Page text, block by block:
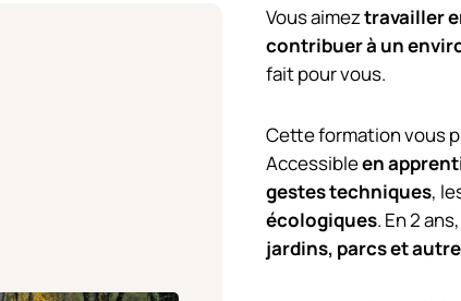
Vous aimeztravailler
contribuer à un
fait pour vous.
Cette formation vous
Accessibleen
gestes techniques,
écologiques. En 2 ans,
jardins, parcs et